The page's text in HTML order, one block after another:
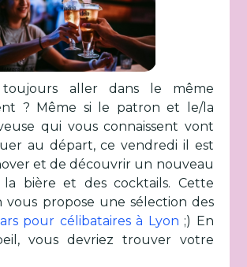
aller dans le même
? Même si le patron et le/la
qui vous connaissent vont
au départ, ce vendredi il est
et de découvrir un nouveau
bière et des cocktails. Cette
vous propose une sélection des
pour célibataires à Lyon ;) En
vous devriez trouver votre